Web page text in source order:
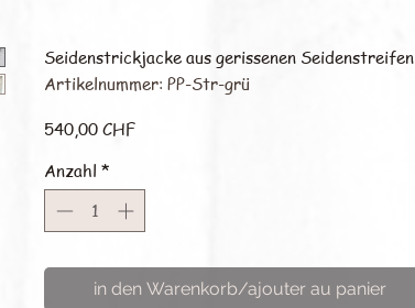
Seidenstrickjacke aus gerissenen Seidenstreifen
Artikelnummer: PP-Str-grü
540,00 CHFPreis
Anzahl *
in den Warenkorb/ajouter au panier